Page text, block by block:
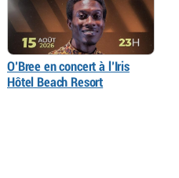
O’Bree en concert à l’Iris
Hôtel Beach Resort